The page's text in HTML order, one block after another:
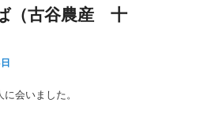
（古谷農産 十
会いました。